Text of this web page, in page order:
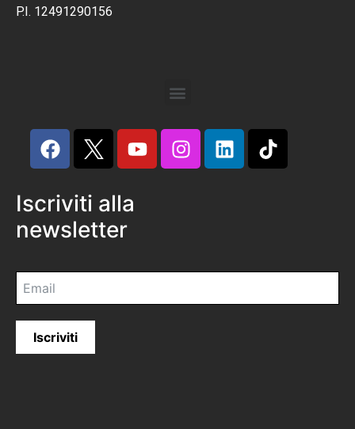
P.I. 12491290156
Iscriviti alla
newsletter
Iscriviti